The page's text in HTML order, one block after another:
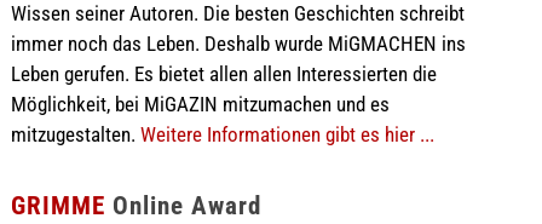
Wissen seiner Autoren. Die besten Geschichten schreibt
immer noch das Leben. Deshalb wurde MiGMACHEN ins
Leben gerufen. Es bietet allen allen Interessierten die
Möglichkeit, bei MiGAZIN mitzumachen und es
mitzugestalten. Weitere Informationen gibt es hier ...
GRIMME Online Award